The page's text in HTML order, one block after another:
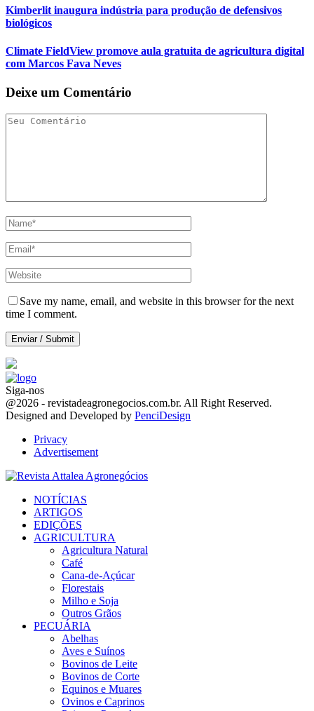
Kimberlit inaugura indústria para produção de defensivos
biológicos
Climate FieldView promove aula gratuita de agricultura digital
com Marcos Fava Neves
Deixe um Comentário
Save my name, email, and website in this browser for the next
time I comment.
Siga-nos
Facebook
Twitter
Instagram
Linkedin
Youtube
Email
@2026 - revistadeagronegocios.com.br. All Right Reserved.
Designed and Developed by PenciDesign
Privacy
Advertisement
NOTÍCIAS
ARTIGOS
EDIÇÕES
AGRICULTURA
Agricultura Natural
Café
Cana-de-Açúcar
Florestais
Milho e Soja
Outros Grãos
PECUÁRIA
Abelhas
Aves e Suínos
Bovinos de Leite
Bovinos de Corte
Equinos e Muares
Ovinos e Caprinos